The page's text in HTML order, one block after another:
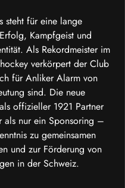
steht für eine lange
Kampfgeist und
Als Rekordmeister im
verkörpert der Club
für Anliker Alarm von
sind. Die neue
offizieller 1921 Partner
als nur ein Sponsoring –
zu gemeinsamen
und zur Förderung von
in der Schweiz.